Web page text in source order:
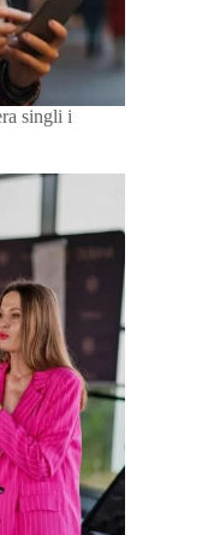
singli i